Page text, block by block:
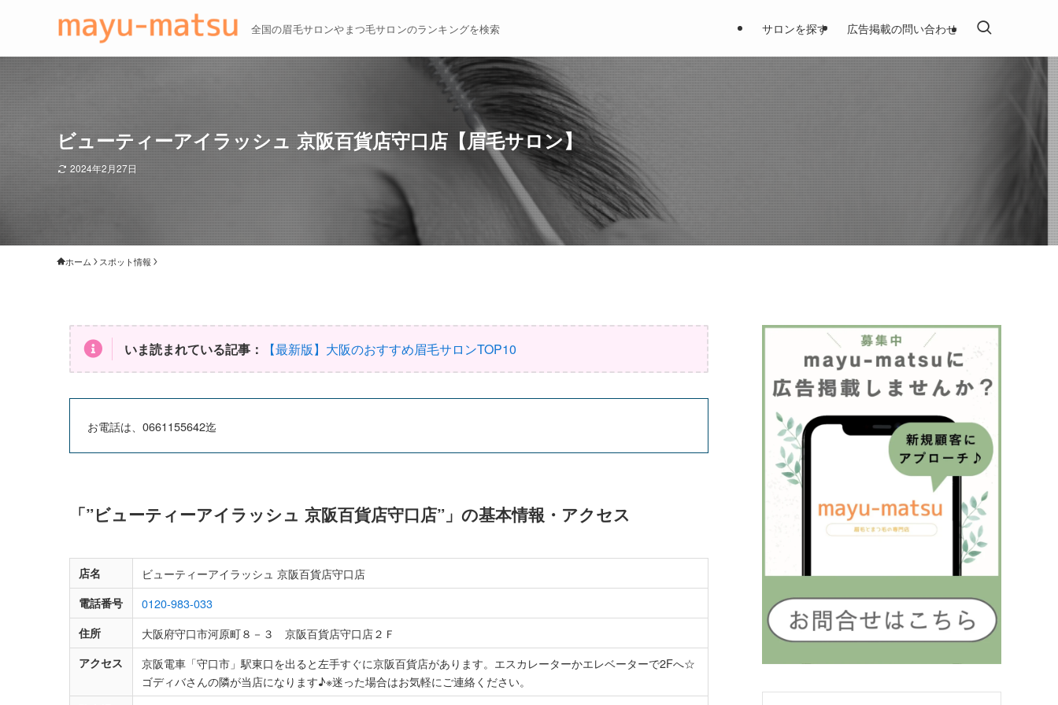
全国の眉毛サロンやまつ毛サロンのランキングを検索 サロンを探す 広告掲載の問い合わせ
ビューティーアイラッシュ 京阪百貨店守口店【眉毛サロン】
2024年2月27日
ホーム スポット情報
いま読まれている記事： 【最新版】大阪のおすすめ眉毛サロンTOP10
お電話は、0661155642迄
「”ビューティーアイラッシュ 京阪百貨店守口店”」の基本情報・アクセス
店名 ビューティーアイラッシュ 京阪百貨店守口店
電話番号 0120-983-033
住所 大阪府守口市河原町８－３ 京阪百貨店守口店２Ｆ
アクセス
京阪電車「守口市」駅東口を出ると左手すぐに京阪百貨店があります。エスカレーターかエレベーターで2Fへ☆
ゴディバさんの隣が当店になります♪※迷った場合はお気軽にご連絡ください。